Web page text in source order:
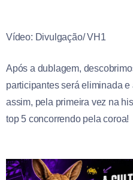
Vídeo: Divulgação/ VH1
Após a dublagem,
participantes será eliminada
assim, pela primeira vez na
top 5 concorrendo pela coroa!